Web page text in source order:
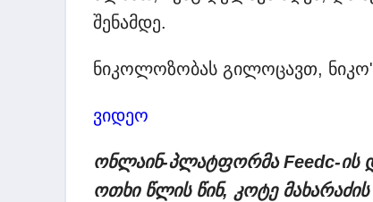
შენამდე.
ნიკოლოზობას გილოცავთ, ნიკო"
ვიდეო
ონლაინ-პლატფორმა Feedc-ის
ოთხი წლის წინ, კოტე